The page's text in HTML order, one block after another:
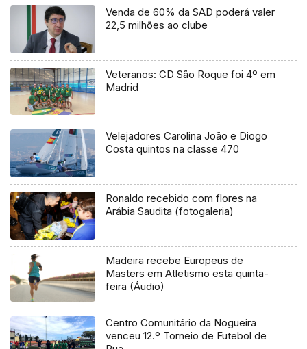
Venda de 60% da SAD poderá valer
22,5 milhões ao clube
Veteranos: CD São Roque foi 4º em
Madrid
Velejadores Carolina João e Diogo
Costa quintos na classe 470
Ronaldo recebido com flores na
Arábia Saudita (fotogaleria)
Madeira recebe Europeus de
Masters em Atletismo esta quinta-
feira (Áudio)
Centro Comunitário da Nogueira
venceu 12.º Torneio de Futebol de